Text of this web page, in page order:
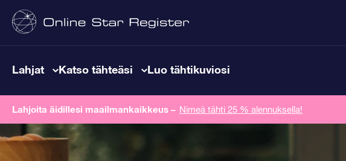
Lahjat Katso tähteäsi Luo tähtikuviosi
Lahjoita äidillesi maailmankaikkeus – Nimeä tähti 25 % alennuksella!